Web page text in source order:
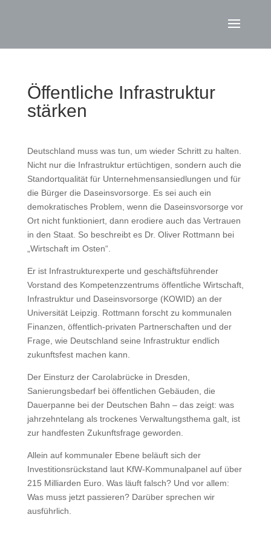
Öffentliche Infrastruktur
stärken
Deutschland muss was tun, um wieder Schritt zu halten.
Nicht nur die Infrastruktur ertüchtigen, sondern auch die
Standortqualität für Unternehmensansiedlungen und für
die Bürger die Daseinsvorsorge. Es sei auch ein
demokratisches Problem, wenn die Daseinsvorsorge vor
Ort nicht funktioniert, dann erodiere auch das Vertrauen
in den Staat. So beschreibt es Dr. Oliver Rottmann bei
„Wirtschaft im Osten“.
Er ist Infrastrukturexperte und geschäftsführender
Vorstand des Kompetenzzentrums öffentliche Wirtschaft,
Infrastruktur und Daseinsvorsorge (KOWID) an der
Universität Leipzig. Rottmann forscht zu kommunalen
Finanzen, öffentlich-privaten Partnerschaften und der
Frage, wie Deutschland seine Infrastruktur endlich
zukunftsfest machen kann.
Der Einsturz der Carolabrücke in Dresden,
Sanierungsbedarf bei öffentlichen Gebäuden, die
Dauerpanne bei der Deutschen Bahn – das zeigt: was
jahrzehntelang als trockenes Verwaltungsthema galt, ist
zur handfesten Zukunftsfrage geworden.
Allein auf kommunaler Ebene beläuft sich der
Investitionsrückstand laut KfW-Kommunalpanel auf über
215 Milliarden Euro. Was läuft falsch? Und vor allem:
Was muss jetzt passieren? Darüber sprechen wir
ausführlich.